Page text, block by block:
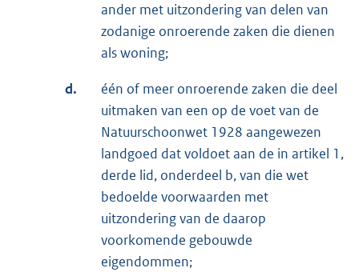
ander met uitzondering van delen van
zodanige onroerende zaken die dienen
als woning;
d.
één of meer onroerende zaken die deel
uitmaken van een op de voet van de
Natuurschoonwet 1928 aangewezen
landgoed dat voldoet aan de in artikel 1,
derde lid, onderdeel b, van die wet
bedoelde voorwaarden met
uitzondering van de daarop
voorkomende gebouwde
eigendommen;